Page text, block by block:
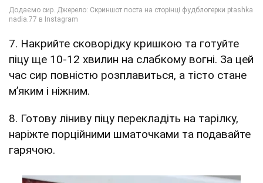
7. Накрийте сковорідку кришкою та готуйте
піцу ще 10-12 хвилин на слабкому вогні. За цей
час сир повністю розплавиться, а тісто стане
м’яким і ніжним.
8. Готову ліниву піцу перекладіть на тарілку,
наріжте порційними шматочками та подавайте
гарячою.